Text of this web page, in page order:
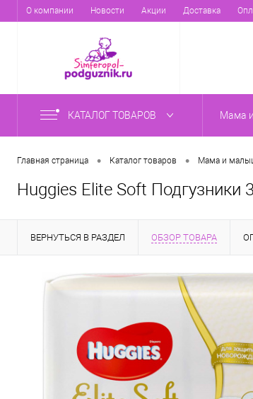
О компании Новости Акции Доставка
КАТАЛОГ ТОВАРОВ Мама
Главная страница • Каталог товаров • Мама и
Huggies Elite Soft Подгузники
ВЕРНУТЬСЯ В РАЗДЕЛ ОБЗОР ТОВАРА